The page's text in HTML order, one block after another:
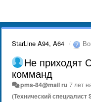
StarLine A94, A64
Не приходят
комманд
pms-84@mail ru 7 лет
(Технический специалист